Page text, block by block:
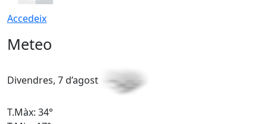
Accedeix
Meteo
Divendres, 7 d’agost
T.Màx: 34°